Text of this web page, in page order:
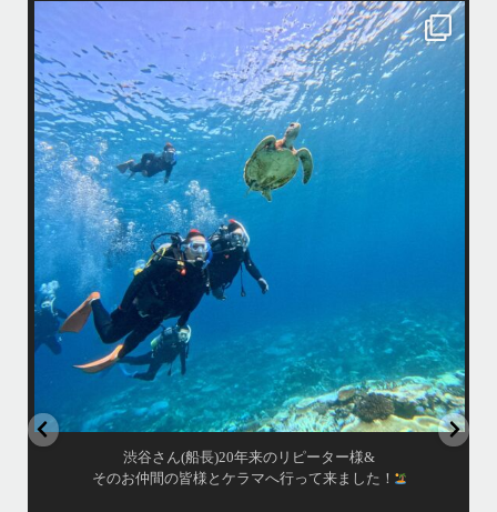
island.message
渋谷さん(船長)20年来のリピーター様&
仲間の皆様とケラマへ行って来ました！
・
天気最高ー！
和で初ダイビングの方もばっちり見れました
・
あっという間の一日でした！
また一緒に潜りましょう
ありがとうございました
＊＊＊
ージは北谷町の浜川漁港を拠点に、中部発着の国立公
島(#ケラマ)の日帰り#ダイビング・#スノーケリング
ーを開催しているマリンショップです
女性インストラスターも常勤です
10月 17
谷さん(船長)20年来のリピーター様&
仲間の皆様とケラマへ行って来ました！
最近投稿できてません
マ体験ダイビング&シ